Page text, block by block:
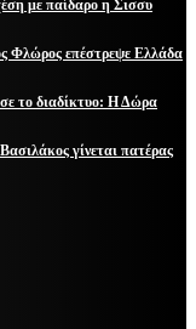
με παίδαρο η Σισσυ
Φλώρος επέστρεψε Ελλάδα
το διαδίκτυο: Η Δώρα
γίνεται πατέρας